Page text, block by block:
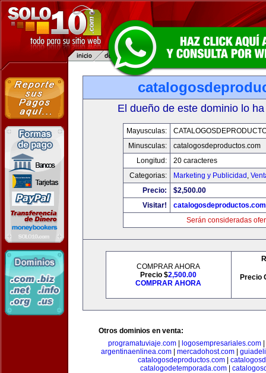
El dueño de este dominio lo
Mayusculas:
Minusculas:
catalogosdeproductos.com
Longitud:
20 caracteres
Categorias:
Marketing y Publicidad ,
Precio:
$2,500.00
Visitar!
catalogosdeproductos.com
Serán consideradas
COMPRAR AHORA
Precio $2,500.00
COMPRAR AHORA
Precio
Otros dominios en venta:
programatuviaje.com| logosempresariales.com|
argentinaenlinea.com| mercadohost.com|
catalogosdeproductos.com
catalogodetemporada.com